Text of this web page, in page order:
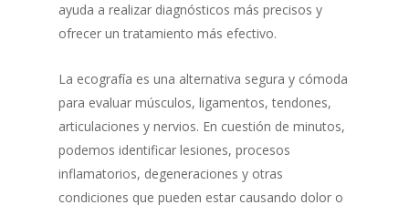
ayuda a realizar diagnósticos más precisos y
ofrecer un tratamiento más efectivo.
La ecografía es una alternativa segura y cómoda
para evaluar músculos, ligamentos, tendones,
articulaciones y nervios. En cuestión de minutos,
podemos identificar lesiones, procesos
inflamatorios, degeneraciones y otras
condiciones que pueden estar causando dolor o